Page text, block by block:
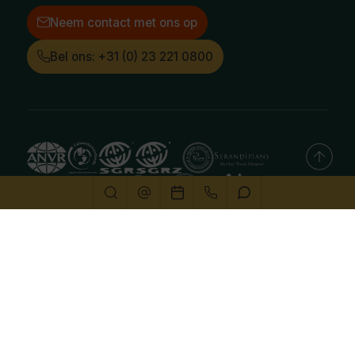
Neem contact met ons op
Bel ons: +31 (0) 23 221 0800